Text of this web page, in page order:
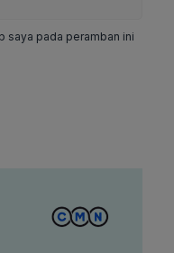
saya pada peramban ini